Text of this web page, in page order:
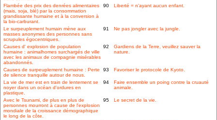
Flambée des prix des denrées alimentaires
(mais, soja, blé) par la consommation
grandissante humaine et à la conversion à
la bio-carburant.
90 Liberté = n'ayant aucun enfant.
Le surpeuplement humain mène aux
masses anonymes des personnes sans
scrupules égocentriques.
91 Ne pas jongler avec la jungle.
Causes d' explosion de population
humaine : animalhomes surchargés de ville
avec les animaux de compagnie misérables
abandonnés.
92
Gardiens de la Terre, veuillez sauver la
nature.
Causes de surpeuplement humaine : Perte
de silence tranquille autour de nous.
93 Favoriser le protocole de Kyoto.
La vie de mer est en train de lentement se
noyer dans un océan d'ordures en
plastique.
94
Faire ensemble un poing contre la cruauté
animale.
Avec le Tsunami, de plus en plus de
personnes mourront à cause de l'explosion
mondiale de la croissance démographique
le long de la côte.
95 Le secret de la vie.